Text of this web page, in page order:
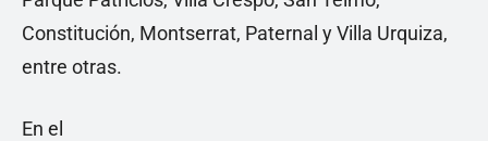
Constitución, Montserrat, Paternal y Villa Urquiza,
entre otras.
En el